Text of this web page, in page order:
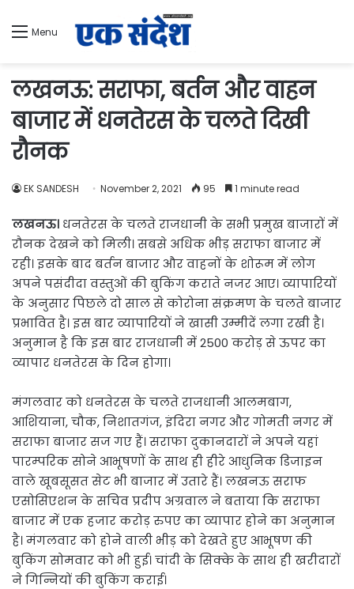
Menu
लखनऊ: सराफा, बर्तन और वाहन
बाजार में धनतेरस के चलते दिखी
रौनक
EK SANDESH November 2, 2021 95 1 minute read
लखनऊ। धनतेरस के चलते राजधानी के सभी प्रमुख बाजारों में
रौनक देखने को मिली। सबसे अधिक भीड़ सराफा बाजार में
रही। इसके बाद बर्तन बाजार और वाहनों के शोरूम में लोग
अपने पसंदीदा वस्तुओं की बुकिंग कराते नजर आए। व्यापारियों
के अनुसार पिछले दो साल से कोरोना संक्रमण के चलते बाजार
प्रभावित है। इस बार व्यापारियों ने खासी उम्मीदें लगा रखी है।
अनुमान है कि इस बार राजधानी में 2500 करोड़ से ऊपर का
व्यापार धनतेरस के दिन होगा।
मंगलवार को धनतेरस के चलते राजधानी आलमबाग,
आशियाना, चौक, निशातगंज, इंदिरा नगर और गोमती नगर में
सराफा बाजार सज गए हैं। सराफा दुकानदारों ने अपने यहां
पारम्परिक सोने आभूषणों के साथ ही हीरे आधुनिक डिजाइन
वाले खूबसूसत सेट भी बाजार में उतारे हैं। लखनऊ सराफ
एसोसिएशन के सचिव प्रदीप अग्रवाल ने बताया कि सराफा
बाजार में एक हजार करोड़ रुपए का व्यापार होने का अनुमान
है। मंगलवार को होने वाली भीड़ को देखते हुए आभूषण की
बुकिंग सोमवार को भी हुई। चांदी के सिक्के के साथ ही खरीदारों
ने गिन्नियों की बुकिंग कराई।